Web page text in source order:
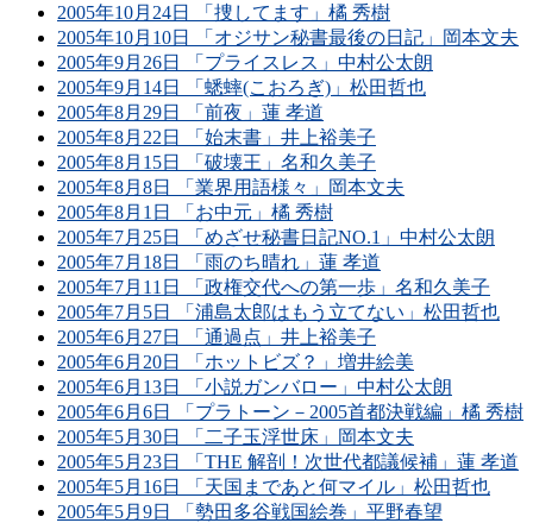
2005年10月24日 「捜してます」橘 秀樹
2005年10月10日 「オジサン秘書最後の日記」岡本文夫
2005年9月26日 「プライスレス」中村公太朗
2005年9月14日 「蟋蟀(こおろぎ)」松田哲也
2005年8月29日 「前夜」蓮 孝道
2005年8月22日 「始末書」井上裕美子
2005年8月15日 「破壊王」名和久美子
2005年8月8日 「業界用語様々」岡本文夫
2005年8月1日 「お中元」橘 秀樹
2005年7月25日 「めざせ秘書日記NO.1」中村公太朗
2005年7月18日 「雨のち晴れ」蓮 孝道
2005年7月11日 「政権交代への第一歩」名和久美子
2005年7月5日 「浦島太郎はもう立てない」松田哲也
2005年6月27日 「通過点」井上裕美子
2005年6月20日 「ホットビズ？」増井絵美
2005年6月13日 「小説ガンバロー」中村公太朗
2005年6月6日 「プラトーン－2005首都決戦編」橘 秀樹
2005年5月30日 「二子玉浮世床」岡本文夫
2005年5月23日 「THE 解剖！次世代都議候補」蓮 孝道
2005年5月16日 「天国まであと何マイル」松田哲也
2005年5月9日 「勢田多谷戦国絵巻」平野春望